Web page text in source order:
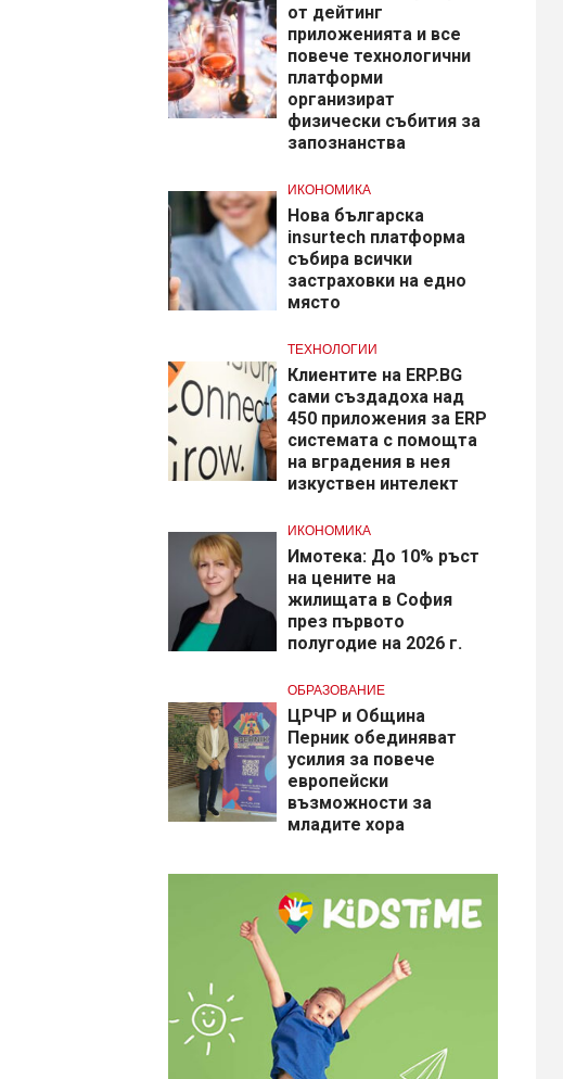
от дейтинг
приложенията и все
повече технологични
платформи
организират
физически събития за
запознанства
ИКОНОМИКА
Нова българска
insurtech платформа
събира всички
застраховки на едно
място
ТЕХНОЛОГИИ
Клиентите на ERP.BG
сами създадоха над
450 приложения за ERP
системата с помощта
на вградения в нея
изкуствен интелект
ИКОНОМИКА
Имотека: До 10% ръст
на цените на
жилищата в София
през първото
полугодие на 2026 г.
ОБРАЗОВАНИЕ
​ЦРЧР и Община
Перник обединяват
усилия за повече
европейски
възможности за
младите хора